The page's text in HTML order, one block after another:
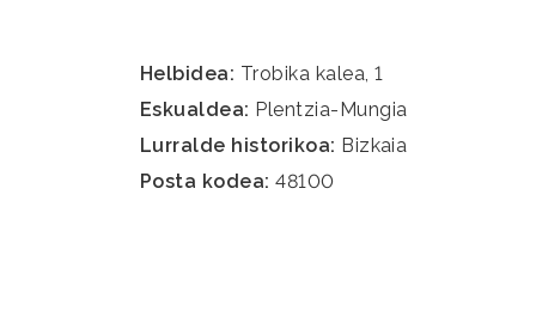
Helbidea: Trobika kalea, 1
Eskualdea: Plentzia-Mungia
Lurralde historikoa: Bizkaia
Posta kodea: 48100